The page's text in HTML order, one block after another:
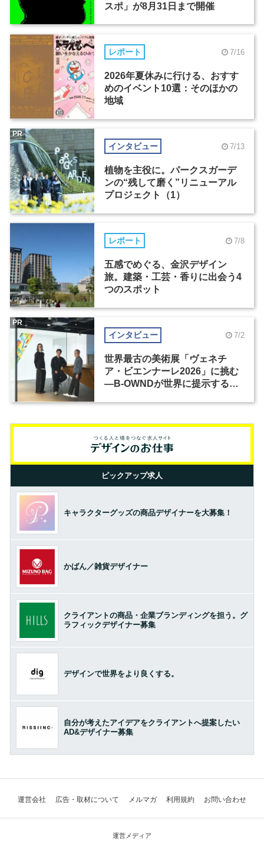
スポ」が8月31日まで開催
レポート 7/16
2026年夏休みに行ける、おすす
めのイベント10選：そのほかの
地域
インタビュー 7/13
植物を主役に。パークスガーデ
ンの“残して磨く”リニューアル
プロジェクト（1）
PR
レポート 7/8
五感でめぐる、金沢デザイン
旅。建築・工芸・香りに出会う4
つのスポット
インタビュー 7/2
世界最古の美術展「ヴェネチ
ア・ビエンナーレ2026」に挑む
―B-OWNDが世界に提示する美
PR
ピックアップ求人
キャラクターグッズの商品デザイナーを大募集！
かばん／雑貨デザイナー
クライアントの商品・企業ブランディングを担う。グ
ラフィックデザイナー募集
デザインで世界をより良くする。
自分が考えたアイデアをクライアントへ提案したい
AD&デザイナー募集
運営会社 広告・取材について メルマガ 利用規約 お問い合わせ
運営メディア